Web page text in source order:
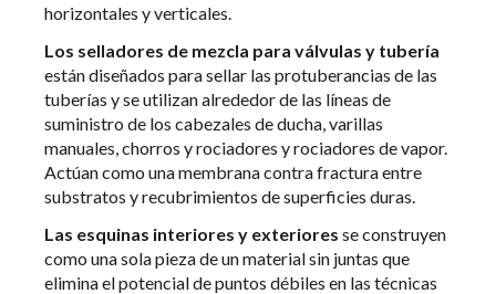
horizontales y verticales.
Los selladores de mezcla para válvulas y tubería
están diseñados para sellar las protuberancias de las
tuberías y se utilizan alrededor de las líneas de
suministro de los cabezales de ducha, varillas
manuales, chorros y rociadores y rociadores de vapor.
Actúan como una membrana contra fractura entre
substratos y recubrimientos de superficies duras.
Las esquinas interiores y exteriores se construyen
como una sola pieza de un material sin juntas que
elimina el potencial de puntos débiles en las técnicas